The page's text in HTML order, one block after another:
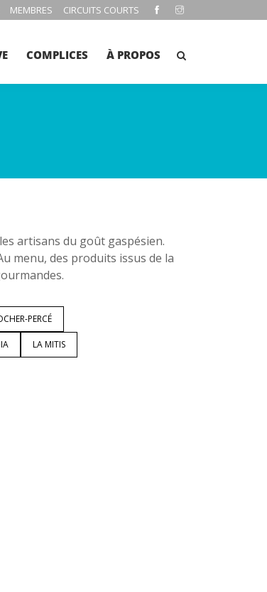
MEMBRES CIRCUITS COURTS
COMPLICES À PROPOS
artisans du goût gaspésien.
menu, des produits issus de la
PERCÉ
LA MITIS